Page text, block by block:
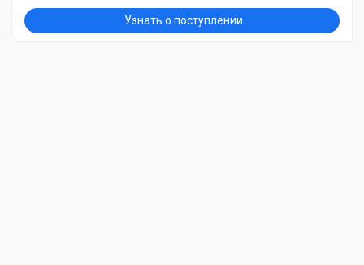
Узнать о поступлении